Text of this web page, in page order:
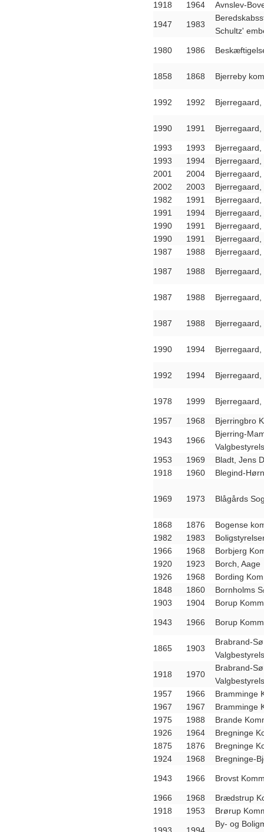
1918
1964 Avnslev-
1947 1983
Schultz'
1980 1986
1858 1868 Bjerreby
1992 1992 Bjerregaard,
1990 1991 Bjerregaard,
1993 1993
Bjerregaard,
1993
1994
Bjerregaard,
2001
2004
Bjerregaard,
2002
2003
Bjerregaard,
1982
1991
Bjerregaard,
1991
1994
Bjerregaard,
1990
1991
Bjerregaard,
1990
1991
Bjerregaard,
1987
1988 Bjerregaard,
1987 1988 Bjerregaard,
1987 1988 Bjerregaard,
1987 1988 Bjerregaard,
1990 1994 Bjerregaard,
1992 1994 Bjerregaard,
1978 1999 Bjerregaard,
1957 1968 Bjerringbro
1943 1966
Bjerring-
1953
1969
Bladt, Jens
1918
1960 Blegind-
1969 1973 Blågårds
1868 1876
Bogense
1982
1983
1966
1968
Borbjerg
1920
1923
Borch, Aage
1926
1968
Bording
1848
1860
Bornholms
1903
1904 Borup
1943 1966 Borup
1865 1903
Brabrand-
1918 1970
Brabrand-
1957
1966
Bramminge
1967
1967
Bramminge
1975
1988
Brande
1926
1964
Bregninge
1875
1876
Bregninge
1924
1968 Bregninge-
1943 1966 Brovst
1966 1968
Brædstrup
1918
1953 Brørup
By- og